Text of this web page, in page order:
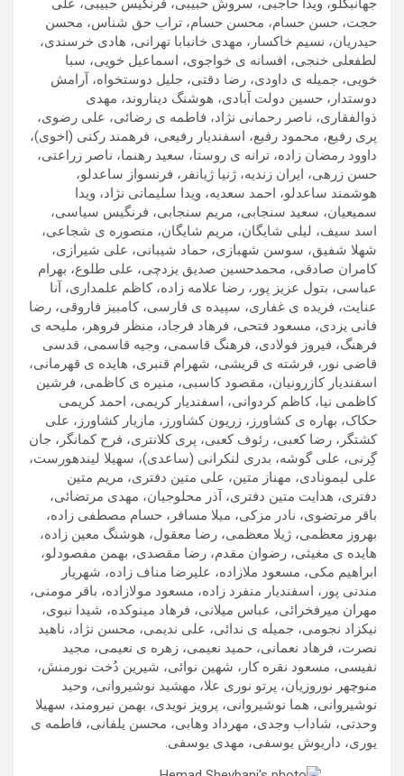
جهانبگلو، ویدا حاجبی، سروش حبیبی، فرنگیس حبیبی، علی
حجت، حسن حسام، محسن حسام، تراب حق شناس، محسن
حیدریان، نسیم خاکسار، مهدی خانبابا تهرانی، هادی خرسندی،
لطفعلی خنجی، افسانه ی خواجوی، اسماعیل خویی، سبا
خویی، جمیله ی داودی، رضا دقتی، جلیل دوستخواه، آرامش
دوستدار، حسین دولت آبادی، هوشنگ دیناروند، مهدی
ذوالفقاری، ناصر رحمانی نژاد، فاطمه ی رضائی، علی رضوی،
پری رفیع، محمود رفیع، اسفندیار رفیعی، فرهمند رکنی (اخوی)،
داوود رمضان زاده، ترانه ی روستا، سعید رهنما، ناصر زراعتی،
حسن زرهی، ایران زندیه، ژنیا ژیانفر، فرنسواز ساعدلو،
هوشمند ساعدلو، احمد سعدیه، ویدا سلیمانی نژاد، ویدا
سمیعیان، سعید سنجابی، مریم سنجابی، فرنگیس سیاسی،
اسد سیف، لیلی شایگان، مریم شایگان، منصوره ی شجاعی،
شهلا شفیق، سوسن شهبازی، حماد شیبانی، علی شیرازی،
کامران صادقی، محمدحسین صدیق یزدچی، علی طلوع، بهرام
عباسی، بتول عزیز پور، رضا علامه زاده، کاظم علمداری، آنا
عنایت، فریده ی غفاری، سپیده ی فارسی، کامبیز فاروقی، رضا
فانی یزدی، مسعود فتحی، فرهاد فرجاد، منظر فروهر، ملیحه ی
فرهنگ، فیروز فولادی، فرهنگ قاسمی، وجیه قاسمی، قدسی
قاضی نور، فرشته ی قریشی، شهرام قنبری، هایده ی قهرمانی،
اسفندیار کازرونیان، مقصود کاسبی، منیره ی کاظمی، فرشین
کاظمی نیا، کاظم کردوانی، اسفندیار کریمی، احمد کریمی
حکاک، بهاره ی کشاورز، زریون کشاورز، مازیار کشاورز، علی
کشتگر، رضا کعبی، رئوف کعبی، پری کلانتری، فرح کمانگر، جان
گِرنی، علی گوشه، بدری لنکرانی (ساعدی)، سهیلا لیندهورست،
علی لیمونادی، مهناز متین، علی متین دفتری، مریم متین
دفتری، هدایت متین دفتری، آذر محلوجیان، مهدی مرتضائی،
باقر مرتضوی، نادر مزکی، میلا مسافر، حسام مصطفی زاده،
بهروز معظمی، ژیلا معظمی، رضا معقول، هوشنگ معین زاده،
هایده ی مغیثی، رضوان مقدم، رضا مقصدی، بهمن مفصودلو،
ابراهیم مکی، مسعود ملازاده، علیرضا مناف زاده، شهریار
مندنی پور، اسفندیار منفرد زاده، مسعود مولازاده، باقر مومنی،
مهران میرفخرائی، عباس میلانی، فرهاد مینوکده، شیدا نبوی،
نیکزاد نجومی، جمیله ی ندائی، علی ندیمی، محسن نژاد، ناهید
نصرت، فرهاد نعمانی، حمید نعیمی، زهره ی نعیمی، مجید
نفیسی، مسعود نقره کار، شهین نوائی، شیرین دُخت نورمنش،
منوچهر نوروزیان، پرتو نوری علا، مهشید نوشیروانی، وحید
نوشیروانی، هما نوشیروانی، پرویز نویدی، بهمن نیرومند، سهیلا
وحدتی، شاداب وجدی، مهرداد وهابی، محسن یلفانی، فاطمه ی
یوری، داریوش یوسفی، مهدی یوسفی.